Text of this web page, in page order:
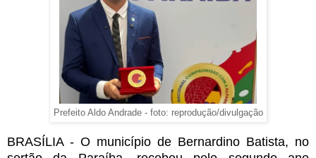
Prefeito Aldo Andrade - foto: reprodução/divulgação
BRASÍLIA - O município de Bernardino Batista, no